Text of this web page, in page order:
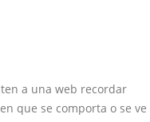
a una web recordar
que se comporta o se ve